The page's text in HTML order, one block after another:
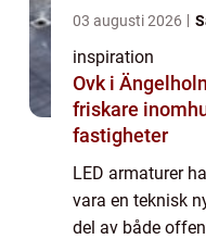
03 augusti 2026
inspiration
Ovk i
friskare
fastigheter
LED armaturer
vara en teknisk
del av både